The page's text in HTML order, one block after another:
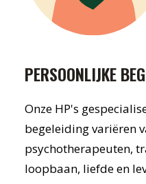
PERSOONLIJKE
Onze HP's
begeleiding variëren
psychotherapeuten,
loopbaan, liefde en